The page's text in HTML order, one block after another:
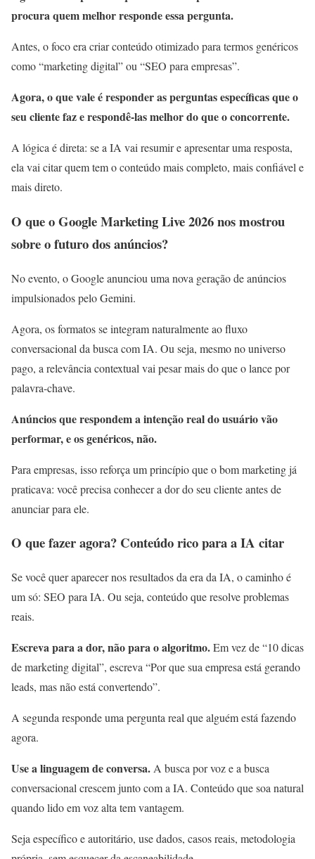
procura quem melhor responde essa pergunta.
Antes, o foco era criar conteúdo otimizado para termos genéricos
como “marketing digital” ou “SEO para empresas”.
Agora, o que vale é responder as perguntas específicas que o
seu cliente faz e respondê-las melhor do que o concorrente.
A lógica é direta: se a IA vai resumir e apresentar uma resposta,
ela vai citar quem tem o conteúdo mais completo, mais confiável e
mais direto.
O que o Google Marketing Live 2026 nos mostrou
sobre o futuro dos anúncios?
No evento, o Google anunciou uma nova geração de anúncios
impulsionados pelo Gemini.
Agora, os formatos se integram naturalmente ao fluxo
conversacional da busca com IA. Ou seja, mesmo no universo
pago, a relevância contextual vai pesar mais do que o lance por
palavra-chave.
Anúncios que respondem a intenção real do usuário vão
performar, e os genéricos, não.
Para empresas, isso reforça um princípio que o bom marketing já
praticava: você precisa conhecer a dor do seu cliente antes de
anunciar para ele.
O que fazer agora? Conteúdo rico para a IA citar
Se você quer aparecer nos resultados da era da IA, o caminho é
um só: SEO para IA. Ou seja, conteúdo que resolve problemas
reais.
Escreva para a dor, não para o algoritmo.Em vez de “10 dicas
de marketing digital”, escreva “Por que sua empresa está gerando
leads, mas não está convertendo”.
A segunda responde uma pergunta real que alguém está fazendo
agora.
Use a linguagem de conversa. A busca por voz e a busca
conversacional crescem junto com a IA. Conteúdo que soa natural
quando lido em voz alta tem vantagem.
Seja específico e autoritário, use dados, casos reais, metodologia